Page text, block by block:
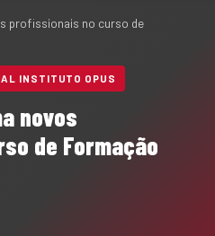
profissionais no curso de
INSTITUTO OPUS
novos
de Formação